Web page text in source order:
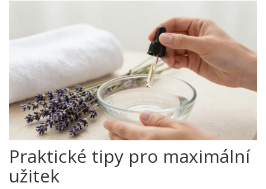
Praktické tipy pro maximální
užitek